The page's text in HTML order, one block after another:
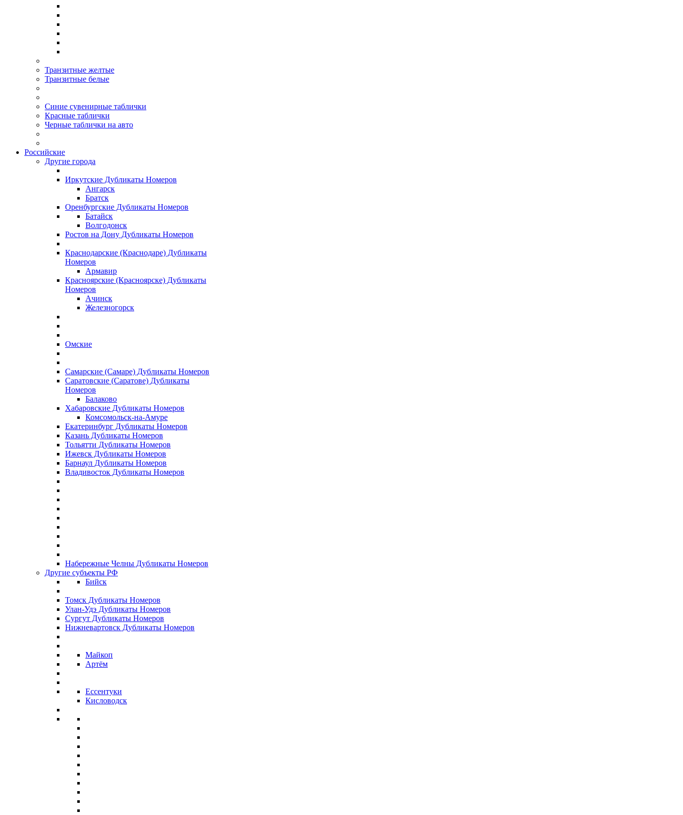
Транзитные желтые
Транзитные белые
Синие сувенирные таблички
Красные таблички
Черные таблички на авто
Российские
Другие города
Иркутские Дубликаты Номеров
Ангарск
Братск
Оренбургские Дубликаты Номеров
Батайск
Волгодонск
Ростов на Дону Дубликаты Номеров
Краснодарские (Краснодаре) Дубликаты
Номеров
Армавир
Красноярские (Красноярске) Дубликаты
Номеров
Ачинск
Железногорск
Омские
Самарские (Самаре) Дубликаты Номеров
Саратовские (Саратове) Дубликаты
Номеров
Балаково
Хабаровские Дубликаты Номеров
Комсомольск-на-Амуре
Екатеринбург Дубликаты Номеров
Казань Дубликаты Номеров
Тольятти Дубликаты Номеров
Ижевск Дубликаты Номеров
Барнаул Дубликаты Номеров
Владивосток Дубликаты Номеров
Набережные Челны Дубликаты Номеров
Другие субъекты РФ
Бийск
Томск Дубликаты Номеров
Улан-Удэ Дубликаты Номеров
Сургут Дубликаты Номеров
Нижневартовск Дубликаты Номеров
Майкоп
Артём
Ессентуки
Кисловодск